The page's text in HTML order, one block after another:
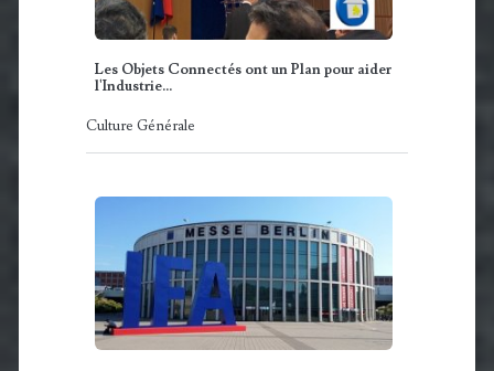
Les Objets Connectés ont un Plan pour aider
l'Industrie...
Culture Générale